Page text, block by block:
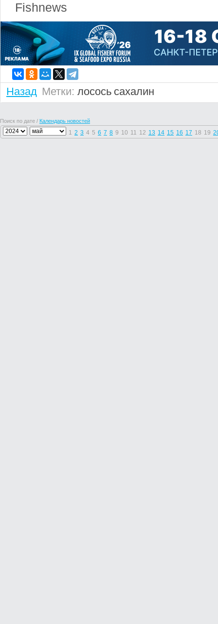
Fishnews
Назад Метки: лосось сахалин
Поиск по дате / Календарь новостей
1 2 3 4 5 6 7 8 9 10 11 12 13 14 15 16 17 18 19